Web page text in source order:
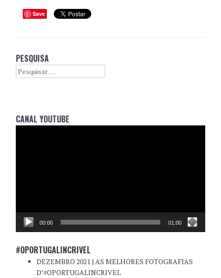
Save
PESQUISA
Search
CANAL YOUTUBE
00:00 01:00
#OPORTUGALINCRIVEL
DEZEMBRO 2021 | AS MELHORES FOTOGRAFIAS
D’#OPORTUGALINCRIVEL